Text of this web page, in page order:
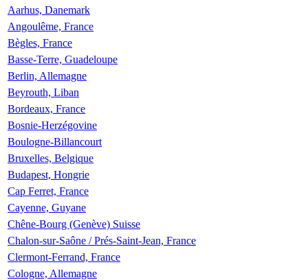
Aarhus, Danemark
Angoulême, France
Bègles, France
Basse-Terre, Guadeloupe
Berlin, Allemagne
Beyrouth, Liban
Bordeaux, France
Bosnie-Herzégovine
Boulogne-Billancourt
Bruxelles, Belgique
Budapest, Hongrie
Cap Ferret, France
Cayenne, Guyane
Chêne-Bourg (Genève) Suisse
Chalon-sur-Saône / Prés-Saint-Jean, France
Clermont-Ferrand, France
Cologne, Allemagne